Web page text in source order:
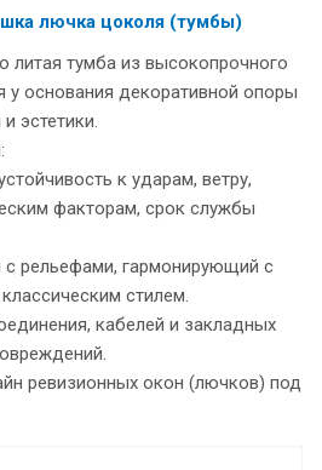
лючка цоколя (тумбы)
литая тумба из высокопрочного
у основания декоративной опоры
эстетики.
к ударам, ветру,
факторам, срок службы
рельефами, гармонирующий с
стилем.
кабелей и закладных
ревизионных окон (лючков) под